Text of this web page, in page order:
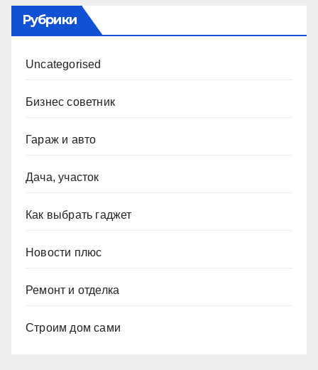
Рубрики
Uncategorised
Бизнес советник
Гараж и авто
Дача, участок
Как выбрать гаджет
Новости плюс
Ремонт и отделка
Строим дом сами